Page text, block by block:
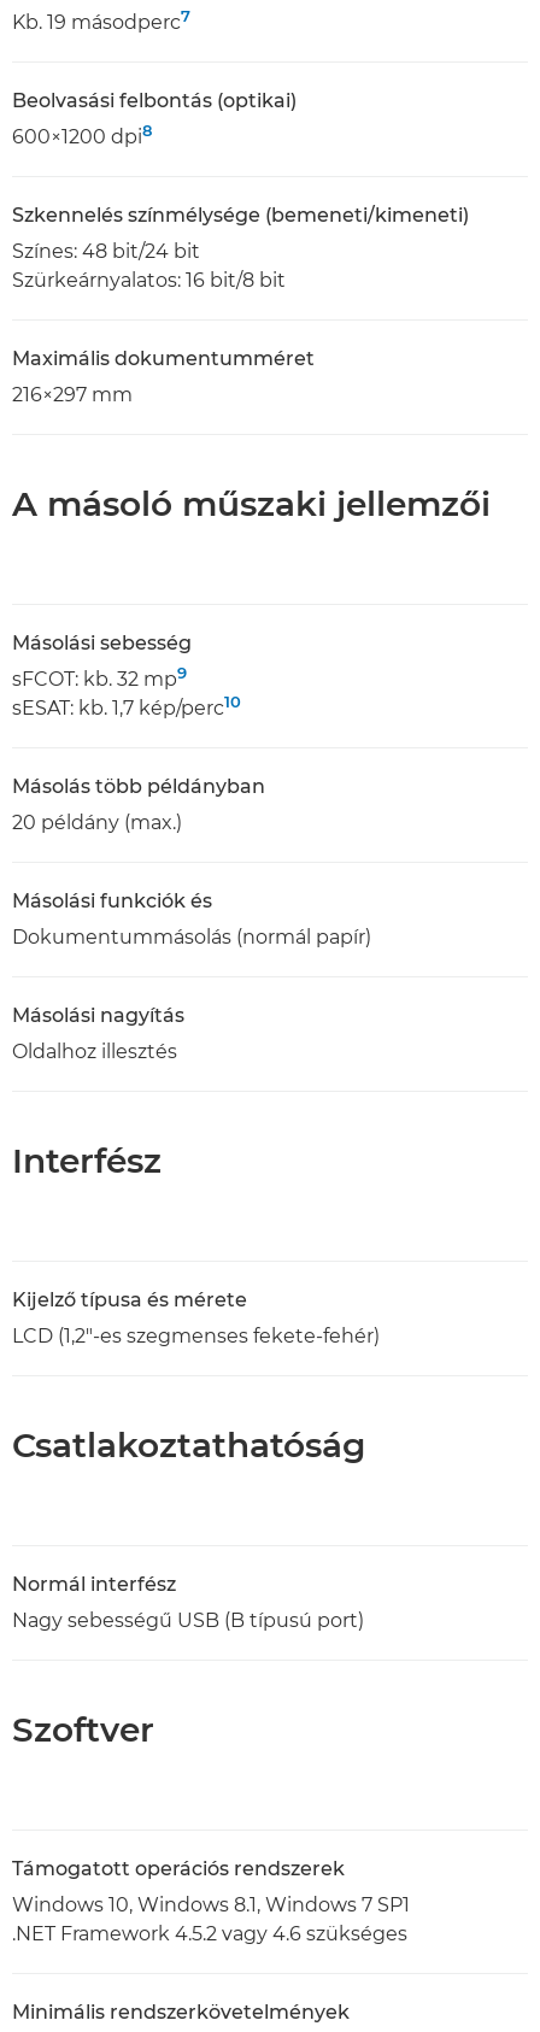
Kb. 19 másodperc7
Beolvasási felbontás (optikai)
600×1200 dpi8
Szkennelés színmélysége (bemeneti/kimeneti)
Színes: 48 bit/24 bit
Szürkeárnyalatos: 16 bit/8 bit
Maximális dokumentumméret
216×297 mm
A másoló műszaki jellemzői
Másolási sebesség
sFCOT: kb. 32 mp9
sESAT: kb. 1,7 kép/perc10
Másolás több példányban
20 példány (max.)
Másolási funkciók és
Dokumentummásolás (normál papír)
Másolási nagyítás
Oldalhoz illesztés
Interfész
Kijelző típusa és mérete
LCD (1,2"-es szegmenses fekete-fehér)
Csatlakoztathatóság
Normál interfész
Nagy sebességű USB (B típusú port)
Szoftver
Támogatott operációs rendszerek
Windows 10, Windows 8.1, Windows 7 SP1
.NET Framework 4.5.2 vagy 4.6 szükséges
Minimális rendszerkövetelmények